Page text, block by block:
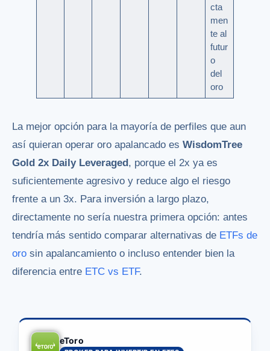
cta
men
te al
futur
o
del
oro
La mejor opción para la mayoría de perfiles que aun
así quieran operar oro apalancado es WisdomTree
Gold 2x Daily Leveraged , porque el 2x ya es
suficientemente agresivo y reduce algo el riesgo
frente a un 3x. Para inversión a largo plazo,
directamente no sería nuestra primera opción: antes
tendría más sentido comparar alternativas de ETFs de
oro sin apalancamiento o incluso entender bien la
diferencia entre ETC vs ETF.
eToro